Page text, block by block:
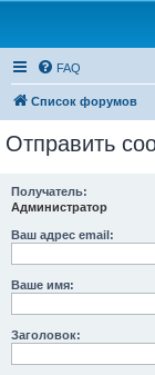
FAQ
Список форумов
Отправить
Получатель:
Администратор
Ваш адрес email:
Ваше имя:
Заголовок: